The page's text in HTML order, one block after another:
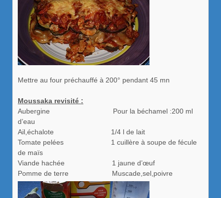
Mettre au four préchauffé à 200° pendant 45 mn
Moussaka revisité :
Aubergine Pour la béchamel :200 ml
d’eau
Ail,échalote 1/4 l de lait
Tomate pelées 1 cuillère à soupe de fécule
de maïs
Viande hachée 1 jaune d’œuf
Pomme de terre Muscade,sel,poivre